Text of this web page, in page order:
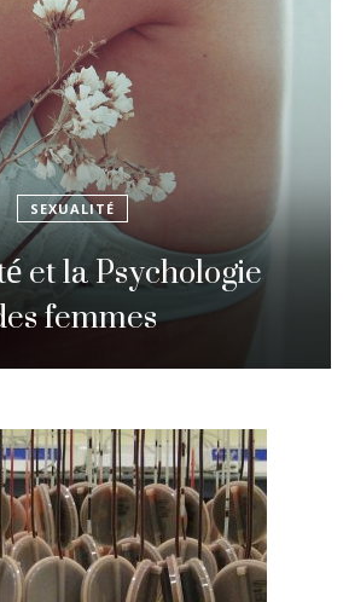
SEXUALITÉ
et la Psychologie
femmes